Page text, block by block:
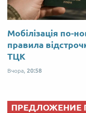
Мобілізація по-
правила
ТЦК
Вчора, 20:58
ПРЕДЛОЖЕНИЕ